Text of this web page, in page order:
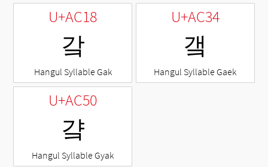
U+AC18
갘
Hangul Syllable Gak
U+AC34
갴
Hangul Syllable Gaek
U+AC50
걐
Hangul Syllable Gyak